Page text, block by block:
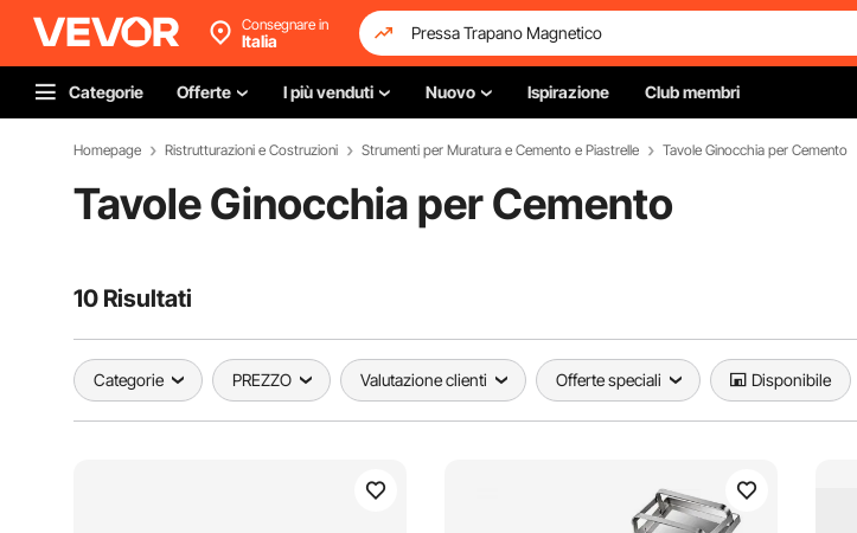
Consegnare in
Italia
Categorie Offerte I più venduti Nuovo Ispirazione Club membri
Homepage Ristrutturazioni e Costruzioni Strumenti per Muratura e Cemento e Piastrelle Tavole Ginocchia per Cemento
Tavole Ginocchia per Cemento
10 Risultati
Categorie PREZZO Valutazione clienti Offerte speciali Disponibile